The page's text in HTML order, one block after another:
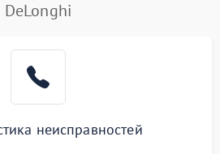
1700 ₽
2100 ₽ Подробнее →
DeLonghi
неисправностей